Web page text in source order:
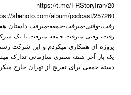
https://t.me/HRStoryIran/20
رفت،-وقتی-میرفت-جمعه-میرفت داستان
رفت، وقتی میرفت جمعه میرفت با یک
پروژه ای همکاری میکردم و این شرکت
یک بار آخر هفته سفری سازمانی تدارک
دسته جمعی برای تفریح از تهران خارج